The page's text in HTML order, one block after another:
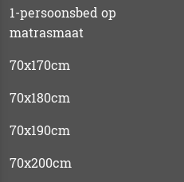
1-persoonsbed op
matrasmaat
70x170cm
70x180cm
70x190cm
70x200cm